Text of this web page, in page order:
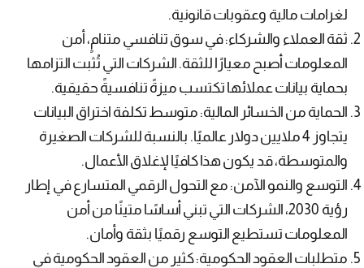
لغرامات مالية وعقوبات قانونية.
ثقة العملاء والشركاء: في سوق تنافسي متنامٍ، أمن
المعلومات أصبح معيارًا للثقة. الشركات التي تُثبت التزامها
بحماية بيانات عملائها تكتسب ميزةً تنافسيةً حقيقية.
الحماية من الخسائر المالية: متوسط تكلفة اختراق البيانات
يتجاوز 4 ملايين دولار عالميًا. بالنسبة للشركات الصغيرة
والمتوسطة، قد يكون هذا كافيًا لإغلاق الأعمال.
التوسع والنمو الآمن: مع التحول الرقمي المتسارع في إطار
رؤية 2030، الشركات التي تبني أساسًا متينًا من أمن
المعلومات تستطيع التوسع رقميًا بثقة وأمان.
متطلبات العقود الحكومية: كثير من العقود الحكومية في